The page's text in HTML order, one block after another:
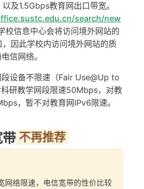
及1.5Gbps教育网出口带宽。
search/new
校信息中心会将访问境外网站的
因此学校内访问境外网站的质
信网络。
设备不限速（Fair Use@Up to
研教学网段限速50Mbps，对教
，暂不对教育网IPv6限速。
不再推荐
网络限速，电信宽带的性价比较